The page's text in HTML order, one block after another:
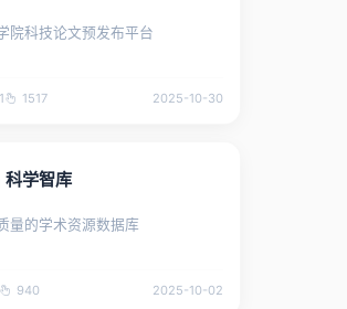
院科技论文预发布平台
1517 2025-10-30
科学智库
量的学术资源数据库
940 2025-10-02